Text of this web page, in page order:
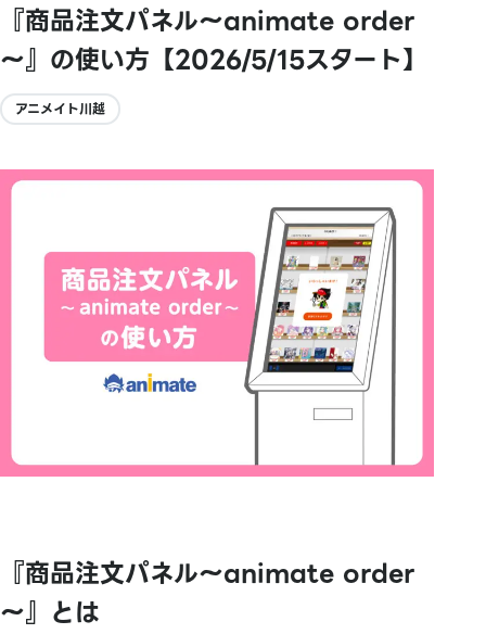
『商品注文パネル～animate order
～』の使い方【2026/5/15スタート】
アニメイト川越
『商品注文パネル～animate order
～』とは